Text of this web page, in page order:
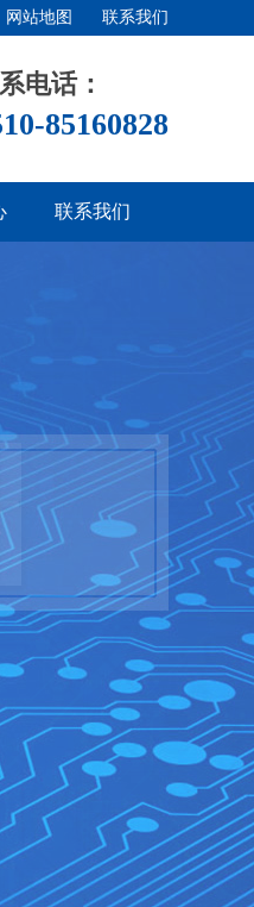
网站地图 联系我们
电话：
85160828
联系我们